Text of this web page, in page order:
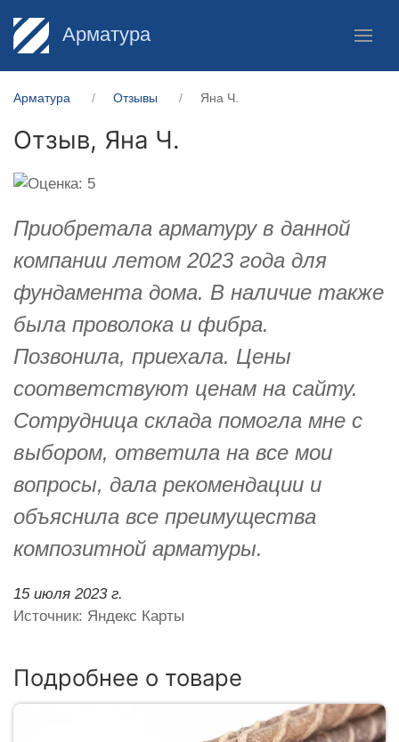
Арматура
Арматура Отзывы Яна Ч.
Отзыв, Яна Ч.
Приобретала арматуру в данной
компании летом 2023 года для
фундамента дома. В наличие также
была проволока и фибра.
Позвонила, приехала. Цены
соответствуют ценам на сайту.
Сотрудница склада помогла мне с
выбором, ответила на все мои
вопросы, дала рекомендации и
объяснила все преимущества
композитной арматуры.
15 июля 2023 г.
Источник: Яндекс Карты
Подробнее о товаре